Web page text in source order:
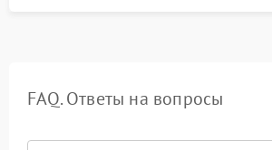
FAQ. Ответы на вопросы